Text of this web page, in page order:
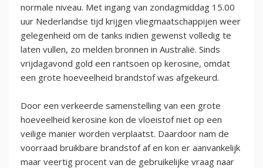
normale niveau. Met ingang van zondagmiddag 15.00
uur Nederlandse tijd krijgen vliegmaatschappijen weer
gelegenheid om de tanks indien gewenst volledig te
laten vullen, zo melden bronnen in Australië. Sinds
vrijdagavond gold een rantsoen op kerosine, omdat
een grote hoeveelheid brandstof was afgekeurd.
Door een verkeerde samenstelling van een grote
hoeveelheid kerosine kon de vloeistof niet op een
veilige manier worden verplaatst. Daardoor nam de
voorraad bruikbare brandstof af en kon er aanvankelijk
maar veertig procent van de gebruikelijke vraag naar